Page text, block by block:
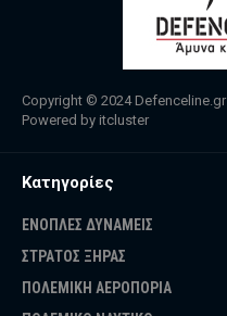
Copyright © 2024 Defenceline.gr
Powered by itcluster
Κατηγορίες
ΕΝΟΠΛΕΣ ΔΥΝΑΜΕΙΣ
ΣΤΡΑΤΟΣ ΞΗΡΑΣ
ΠΟΛΕΜΙΚΗ ΑΕΡΟΠΟΡΙΑ